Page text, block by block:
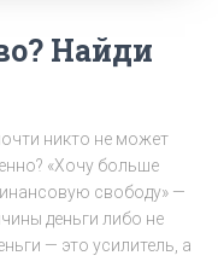
Найди
никто не может
«Хочу больше
свободу» —
деньги либо не
— это усилитель, а